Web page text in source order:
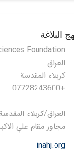
البلاغة
Foundation
العراق
كربلاء المقدسة
+07728243600
العراق/كربلاء
مجاور مقام علي
inahj.org